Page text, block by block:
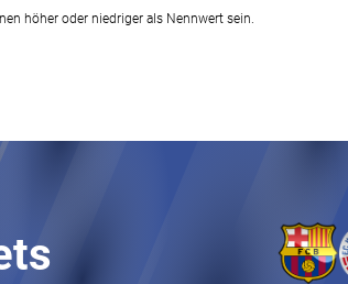
höher oder niedriger als Nennwert sein.